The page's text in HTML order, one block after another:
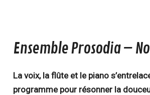
Ensemble Prosodia –
La voix, la flûte et le piano
programme pour résonner la